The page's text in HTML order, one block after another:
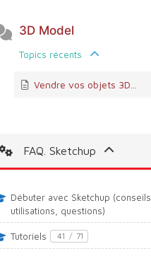
3D Model
Topics récents
Vendre vos objets 3D...
FAQ. Sketchup
Débuter avec Sketchup (conseils,
utilisations, questions)
Tutoriels 41 / 71